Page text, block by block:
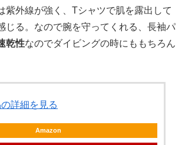
紫外線が強く、Tシャツで肌を露出して
じる。なので腕を守ってくれる、長袖パ
乾性なのでダイビングの時にももちろん
詳細を見る
Amazon